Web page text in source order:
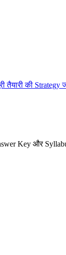
की Strategy
Key और